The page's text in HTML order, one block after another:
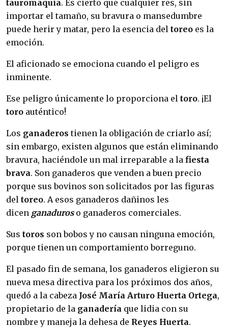
tauromaquia. Es cierto que cualquier res, sin
importar el tamaño, su bravura o mansedumbre
puede herir y matar, pero la esencia del toreo es la
emoción.
El aficionado se emociona cuando el peligro es
inminente.
Ese peligro únicamente lo proporciona el toro. ¡El
toro auténtico!
Los ganaderos tienen la obligación de criarlo así;
sin embargo, existen algunos que están eliminando
bravura, haciéndole un mal irreparable a la fiesta
brava. Son ganaderos que venden a buen precio
porque sus bovinos son solicitados por las figuras
del toreo. A esos ganaderos dañinos les
dicen ganaduroso ganaderos comerciales.
Sus toros son bobos y no causan ninguna emoción,
porque tienen un comportamiento borreguno.
El pasado fin de semana, los ganaderos eligieron su
nueva mesa directiva para los próximos dos años,
quedó a la cabeza José María Arturo Huerta Ortega,
propietario de la ganadería que lidia con su
nombre y maneja la dehesa de Reyes Huerta.